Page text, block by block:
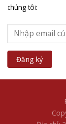
chúng tôi: